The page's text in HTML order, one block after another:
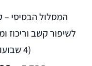
המסלול הבסיסי –
לשיפור קשב וריכוז
(4 שבועות)